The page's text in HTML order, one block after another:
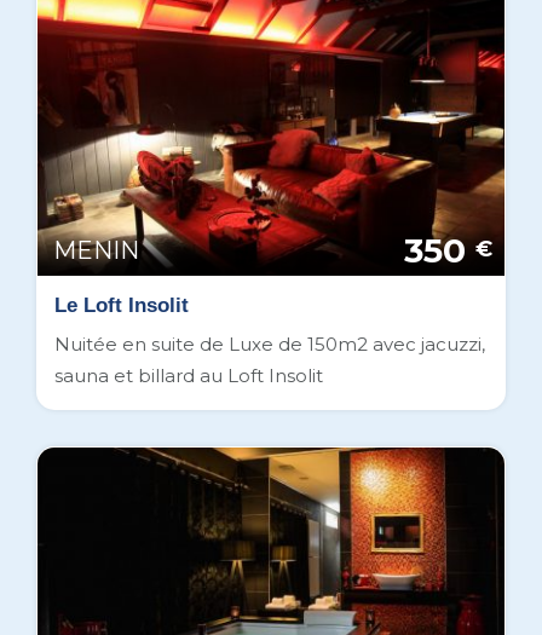
MENIN 350 €
Le Loft Insolit
Nuitée en suite de Luxe de 150m2 avec jacuzzi,
sauna et billard au Loft Insolit